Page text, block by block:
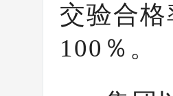
交验合
100％。